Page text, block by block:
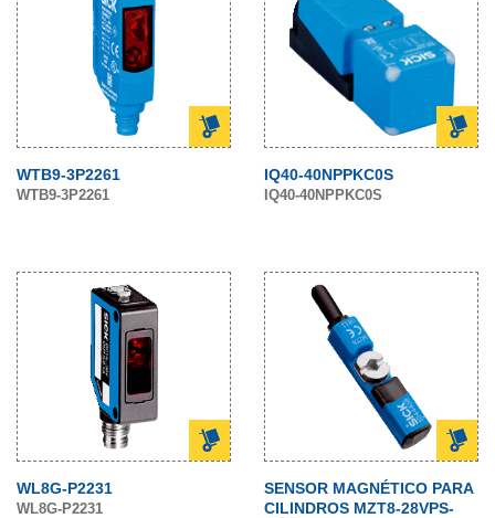
WTB9-3P2261
WTB9-3P2261
IQ40-40NPPKC0S
IQ40-40NPPKC0S
WL8G-P2231
WL8G-P2231
SENSOR MAGNÉTICO PARA
CILINDROS MZT8-28VPS-